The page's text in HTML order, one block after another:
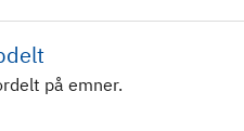
på emner.